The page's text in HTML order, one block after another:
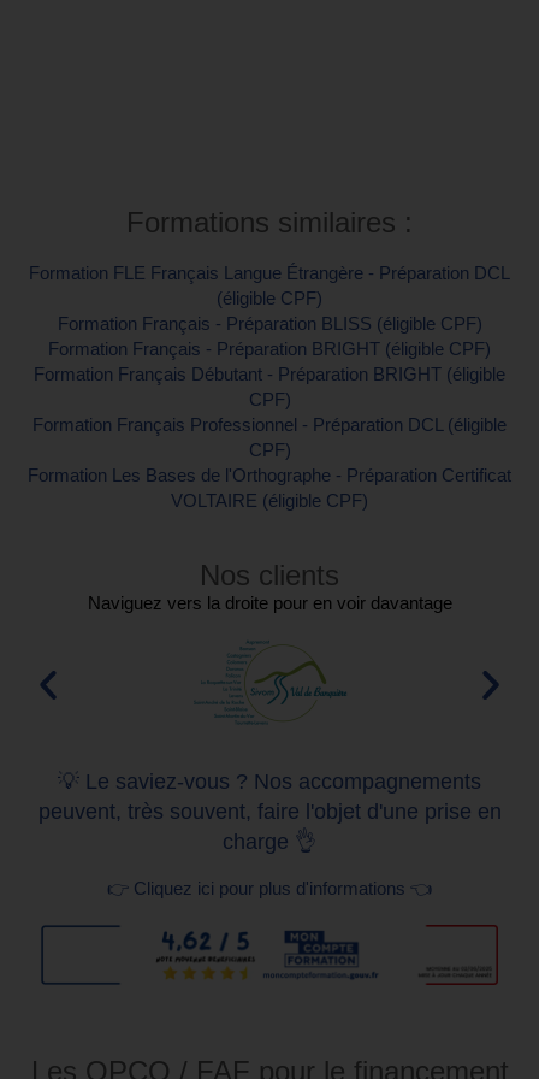
Formations similaires :
Formation FLE Français Langue Étrangère - Préparation DCL
(éligible CPF)
Formation Français - Préparation BLISS (éligible CPF)
Formation Français - Préparation BRIGHT (éligible CPF)
Formation Français Débutant - Préparation BRIGHT (éligible
CPF)
Formation Français Professionnel - Préparation DCL (éligible
CPF)
Formation Les Bases de l'Orthographe - Préparation Certificat
VOLTAIRE (éligible CPF)
Nos clients
Naviguez vers la droite pour en voir davantage
💡 Le saviez-vous ? Nos accompagnements
peuvent, très souvent, faire l'objet d'une prise en
charge 👌
👉 Cliquez ici pour plus d'informations 👈
Les OPCO / FAF pour le financement